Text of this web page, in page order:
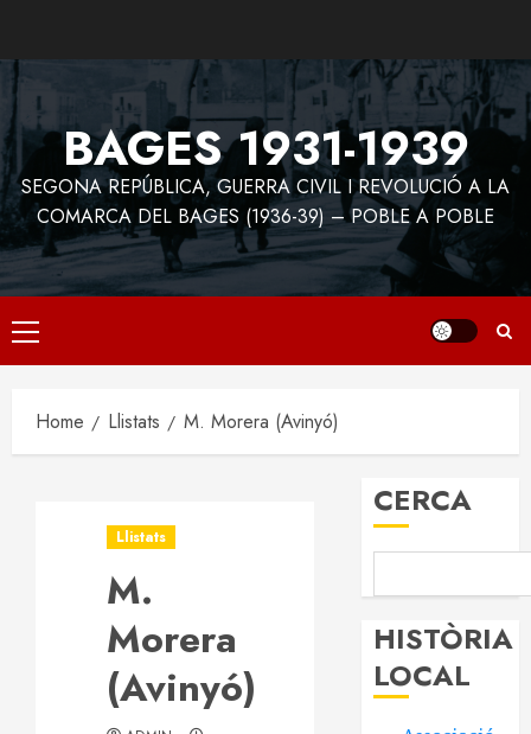
content
BAGES 1931-1939
SEGONA REPÚBLICA, GUERRA CIVIL I REVOLUCIÓ A LA
COMARCA DEL BAGES (1936-39) – POBLE A POBLE
Primary
Menu
Home Llistats M. Morera (Avinyó)
Llistats
M.
Morera
(Avinyó)
CERCA
HISTÒRIA
LOCAL